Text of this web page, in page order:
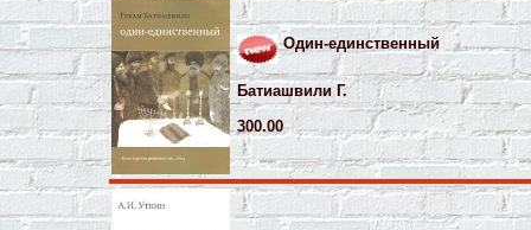
Один-единственный
Батиашвили Г.
300.00